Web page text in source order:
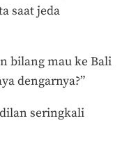
saat jeda
bilang mau ke Bali
dengarnya?”
seringkali